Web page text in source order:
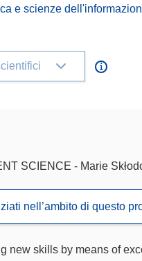
e scienze
SCIENCE - Marie
nell’ambito di questo
new skills by means of